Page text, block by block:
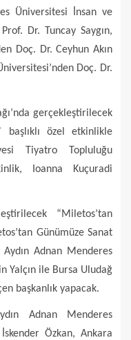
Üniversitesi İnsan ve
Dr. Tuncay Saygın,
Doç. Dr. Ceyhun Akın
Doç. Dr.
gerçekleştirilecek
başlıklı özel etkinlikle
Tiyatro Topluluğu
Ioanna Kuçuradi
“Miletos’tan
Günümüze Sanat
Adnan Menderes
Yalçın ile Bursa Uludağ
başkanlık yapacak.
Adnan Menderes
Özkan, Ankara